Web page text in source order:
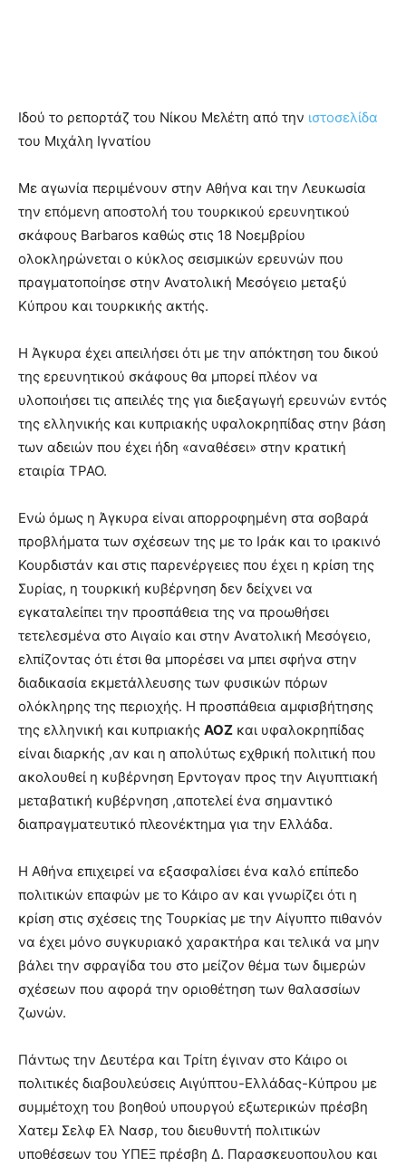
Ιδού το ρεπορτάζ του Νίκου Μελέτη από την ιστοσελίδα
του Μιχάλη Ιγνατίου
Με αγωνία περιμένουν στην Αθήνα και την Λευκωσία
την επόμενη αποστολή του τουρκικού ερευνητικού
σκάφους Barbaros καθώς στις 18 Νοεμβρίου
ολοκληρώνεται ο κύκλος σεισμικών ερευνών που
πραγματοποίησε στην Ανατολική Μεσόγειο μεταξύ
Κύπρου και τουρκικής ακτής.
Η Άγκυρα έχει απειλήσει ότι με την απόκτηση του δικού
της ερευνητικού σκάφους θα μπορεί πλέον να
υλοποιήσει τις απειλές της για διεξαγωγή ερευνών εντός
της ελληνικής και κυπριακής υφαλοκρηπίδας στην βάση
των αδειών που έχει ήδη «αναθέσει» στην κρατική
εταιρία ΤΡΑΟ.
Ενώ όμως η Άγκυρα είναι απορροφημένη στα σοβαρά
προβλήματα των σχέσεων της με το Ιράκ και το ιρακινό
Κουρδιστάν και στις παρενέργειες που έχει η κρίση της
Συρίας, η τουρκική κυβέρνηση δεν δείχνει να
εγκαταλείπει την προσπάθεια της να προωθήσει
τετελεσμένα στο Αιγαίο και στην Ανατολική Μεσόγειο,
ελπίζοντας ότι έτσι θα μπορέσει να μπει σφήνα στην
διαδικασία εκμετάλλευσης των φυσικών πόρων
ολόκληρης της περιοχής. Η προσπάθεια αμφισβήτησης
της ελληνική και κυπριακής ΑΟΖ και υφαλοκρηπίδας
είναι διαρκής ,αν και η απολύτως εχθρική πολιτική που
ακολουθεί η κυβέρνηση Ερντογαν προς την Αιγυπτιακή
μεταβατική κυβέρνηση ,αποτελεί ένα σημαντικό
διαπραγματευτικό πλεονέκτημα για την Ελλάδα.
Η Αθήνα επιχειρεί να εξασφαλίσει ένα καλό επίπεδο
πολιτικών επαφών με το Κάιρο αν και γνωρίζει ότι η
κρίση στις σχέσεις της Τουρκίας με την Αίγυπτο πιθανόν
να έχει μόνο συγκυριακό χαρακτήρα και τελικά να μην
βάλει την σφραγίδα του στο μείζον θέμα των διμερών
σχέσεων που αφορά την οριοθέτηση των θαλασσίων
ζωνών.
Πάντως την Δευτέρα και Τρίτη έγιναν στο Κάιρο οι
πολιτικές διαβουλεύσεις Αιγύπτου-Ελλάδας-Κύπρου με
συμμέτοχη του βοηθού υπουργού εξωτερικών πρέσβη
Χατεμ Σελφ Ελ Νασρ, του διευθυντή πολιτικών
υποθέσεων του ΥΠΕΞ πρέσβη Δ. Παρασκευοπουλου και